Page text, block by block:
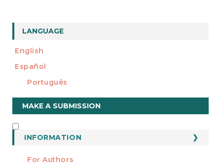
LANGUAGE
English
Español
Português
Make
a
Submission
MAKE A SUBMISSION
INFORMATION
For Authors